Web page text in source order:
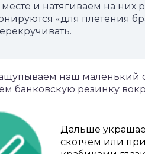
и натягиваем на них
«для плетения
наш маленький
банковскую резинку
Дальше
скотчем или